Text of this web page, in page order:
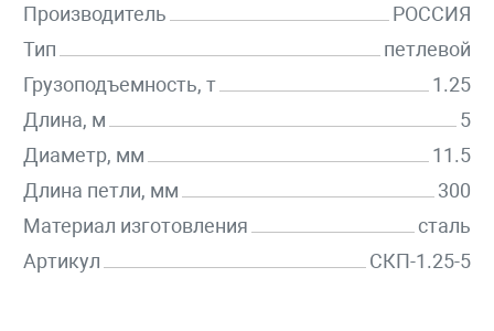
Производитель
РОССИЯ
Тип
петлевой
Грузоподъемность, т
1.25
Длина, м
5
Диаметр, мм
11.5
Длина петли, мм
300
Материал изготовления
сталь
Артикул
СКП-1.25-5